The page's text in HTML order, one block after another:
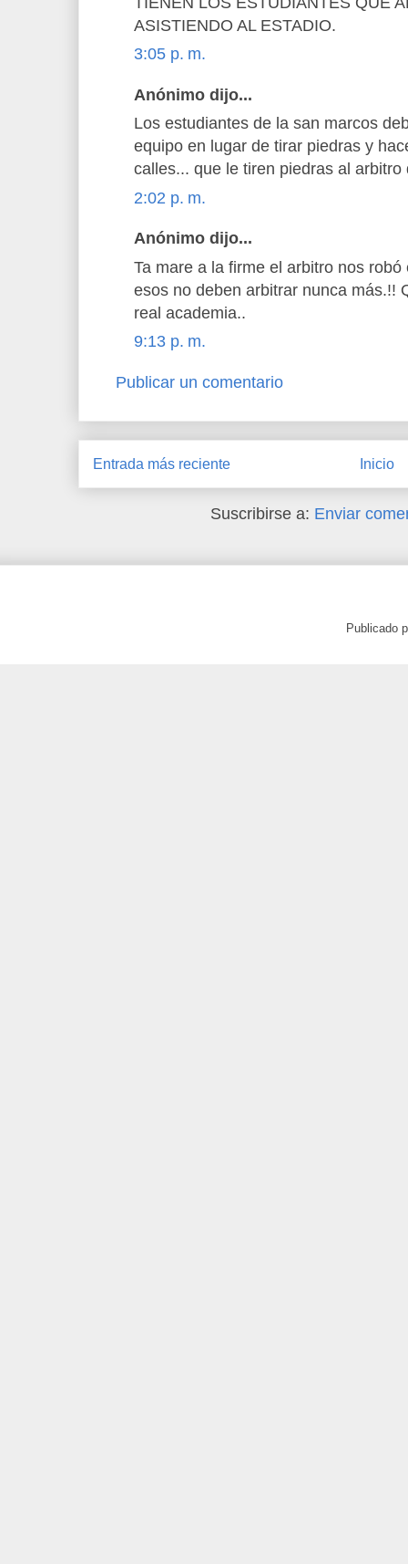
ASISTIENDO AL ESTADIO.
3:05 p. m.
Anónimo dijo...
Los estudiantes de la san marcos
equipo en lugar de tirar piedras y
calles... que le tiren piedras al
2:02 p. m.
Anónimo dijo...
Ta mare a la firme el arbitro nos
esos no deben arbitrar nunca más.!!
real academia..
9:13 p. m.
Publicar un comentario
Entrada más reciente Inicio
Suscribirse a: Enviar
Publicado